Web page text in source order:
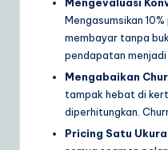
Mengasumsikan
membayar tanpa
pendapatan
Mengabaikan
tampak hebat di
diperhitungkan.
Pricing Satu